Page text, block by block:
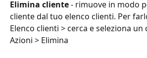
Elimina cliente - rimuove in modo
cliente dal tuo elenco clienti. Per
Elenco clienti > cerca e seleziona un
Azioni > Elimina